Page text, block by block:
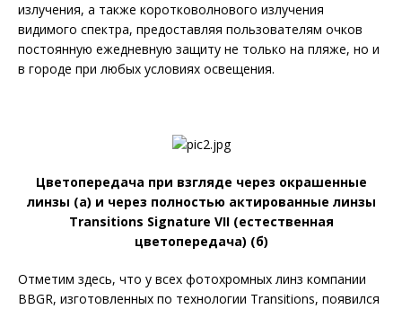
излучения, а также коротковолнового излучения
видимого спектра, предоставляя пользователям очков
постоянную ежедневную защиту не только на пляже, но и
в городе при любых условиях освещения.
Цветопередача при взгляде через окрашенные
линзы (а) и через полностью актированные линзы
Transitions Signature VII (естественная
цветопередача) (б)
Отметим здесь, что у всех фотохромных линз компании
BBGR, изготовленных по технологии Transitions, появился